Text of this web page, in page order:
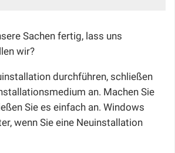
Sachen fertig, lass uns
wir?
durchführen, schließen
an. Machen Sie
Sie es einfach an. Windows
wenn Sie eine Neuinstallation